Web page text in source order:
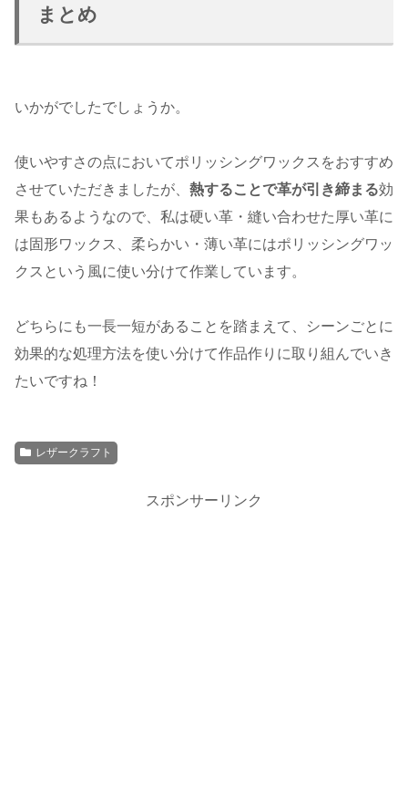
まとめ
いかがでしたでしょうか。
使いやすさの点においてポリッシングワックスをおすすめ
させていただきましたが、 熱することで革が引き締まる効
果もあるようなので、私は硬い革・縫い合わせた厚い革に
は固形ワックス、柔らかい・薄い革にはポリッシングワッ
クスという風に使い分けて作業しています。
どちらにも一長一短があることを踏まえて、シーンごとに
効果的な処理方法を使い分けて作品作りに取り組んでいき
たいですね！
レザークラフト
スポンサーリンク